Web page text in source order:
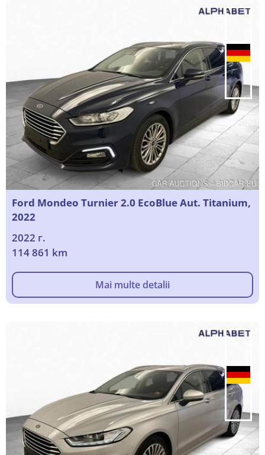
Ford Mondeo Turnier 2.0 EcoBlue Aut. Titanium,
2022
2022 г.
114 861 km
Mai multe detalii